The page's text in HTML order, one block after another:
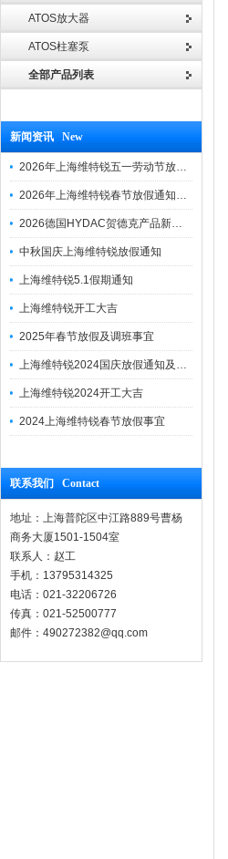
ATOS放大器
ATOS柱塞泵
全部产品列表
新闻资讯 New
2026年上海维特锐五一劳动节放假通知
2026年上海维特锐春节放假通知及调班安排
2026德国HYDAC贺德克产品新到一批现货
中秋国庆上海维特锐放假通知
上海维特锐5.1假期通知
上海维特锐开工大吉
2025年春节放假及调班事宜
上海维特锐2024国庆放假通知及调休安排
上海维特锐2024开工大吉
2024上海维特锐春节放假事宜
联系我们 Contact
地址：上海普陀区中江路889号曹杨
商务大厦1501-1504室
联系人：赵工
手机：13795314325
电话：021-32206726
传真：021-52500777
邮件：490272382@qq.com